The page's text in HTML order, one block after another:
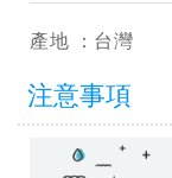
產地 ：台灣
注意事項